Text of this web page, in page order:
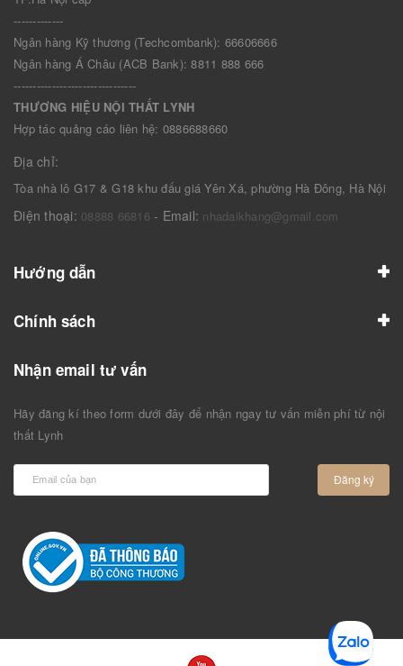
-------------
Ngân hàng Kỹ thương (Techcombank): 66606666
Ngân hàng Á Châu (ACB Bank): 8811 888 666
--------------------------------
THƯƠNG HIỆU NỘI THẤT LYNH
Hợp tác quảng cáo liên hệ: 0886688660
Địa chỉ:
Tòa nhà lô G17 & G18 khu đấu giá Yên Xá, phường Hà Đông, Hà Nội
Điện thoại: 08888 66816 - Email: nhadaikhang@gmail.com
Hướng dẫn
Chính sách
Nhận email tư vấn
Hãy đăng kí theo form dưới đây để nhận ngay tư vấn miễn phí từ nội
thất Lynh
Đăng ký